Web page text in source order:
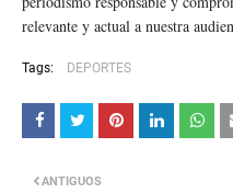
relevante y actual a nuestra
Tags: DEPORTES
ANTIGUOS